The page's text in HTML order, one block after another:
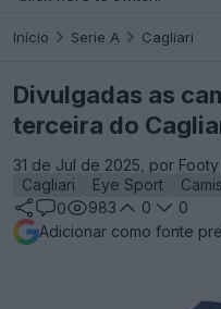
Início Serie A Cagliari
Divulgadas as
terceira do
31 de Jul de 2025, por
Cagliari
Eye Sport
0
983 0
0
Adicionar como fonte